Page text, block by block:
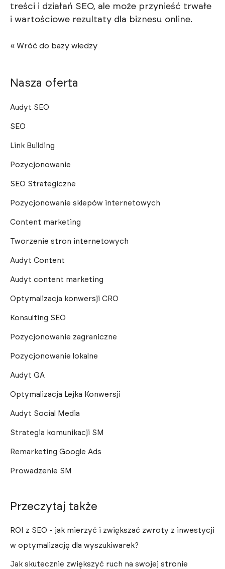
treści i działań SEO, ale może przynieść trwałe
i wartościowe rezultaty dla biznesu online.
« Wróć do bazy wiedzy
Nasza oferta
Audyt SEO
SEO
Link Building
Pozycjonowanie
SEO Strategiczne
Pozycjonowanie sklepów internetowych
Content marketing
Tworzenie stron internetowych
Audyt Content
Audyt content marketing
Optymalizacja konwersji CRO
Konsulting SEO
Pozycjonowanie zagraniczne
Pozycjonowanie lokalne
Audyt GA
Optymalizacja Lejka Konwersji
Audyt Social Media
Strategia komunikacji SM
Remarketing Google Ads
Prowadzenie SM
Przeczytaj także
ROI z SEO - jak mierzyć i zwiększać zwroty z inwestycji
w optymalizację dla wyszukiwarek?
Jak skutecznie zwiększyć ruch na swojej stronie